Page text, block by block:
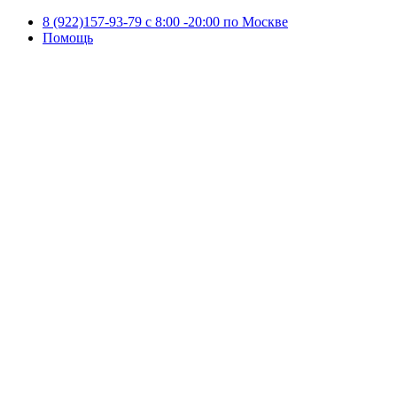
8 (922)157-93-79 c 8:00 -20:00 по Москве
Помощь